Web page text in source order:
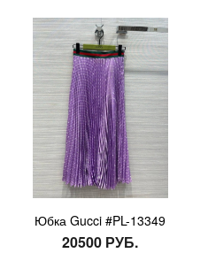
Юбка Gucci #PL-13349
20500 РУБ.